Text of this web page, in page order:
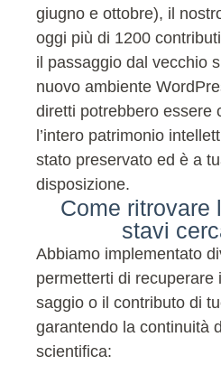
giugno e ottobre), il
oggi più di 1200
il passaggio dal vecchio
nuovo ambiente
diretti potrebbero essere
l’intero patrimonio
stato preservato ed è a
disposizione.
Come ritrovare
stavi
Abbiamo implementato
permetterti di recuperare
saggio o il contributo di
garantendo la continuità
scientifica: